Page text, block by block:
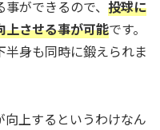
ができるので、 投球に
上させる事が可能です。
身も同時に鍛えられま
上するというわけなん